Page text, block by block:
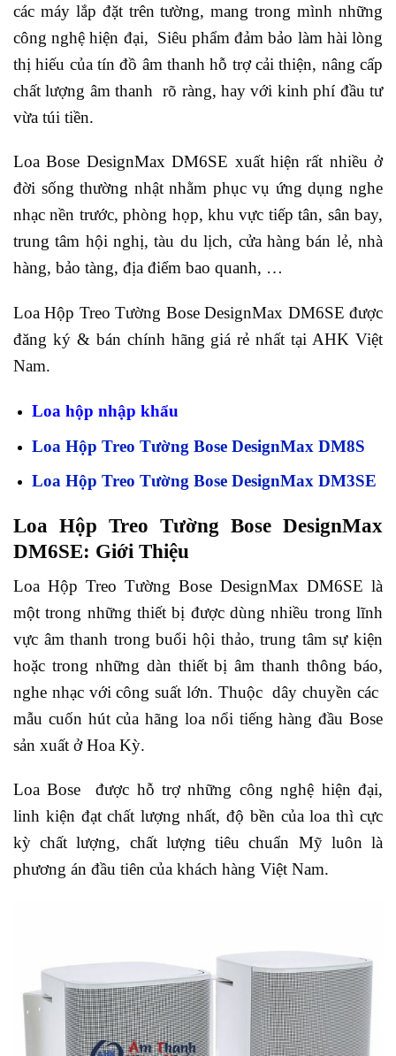
các máy lắp đặt trên tường, mang trong mình những
công nghệ hiện đại, Siêu phẩm đảm bảo làm hài lòng
thị hiếu của tín đồ âm thanh hỗ trợ cải thiện, nâng cấp
chất lượng âm thanh rõ ràng, hay với kinh phí đầu tư
vừa túi tiền.
Loa Bose DesignMax DM6SE xuất hiện rất nhiều ở
đời sống thường nhật nhằm phục vụ ứng dụng nghe
nhạc nền trước, phòng họp, khu vực tiếp tân, sân bay,
trung tâm hội nghị, tàu du lịch, cửa hàng bán lẻ, nhà
hàng, bảo tàng, địa điểm bao quanh, …
Loa Hộp Treo Tường Bose DesignMax DM6SE được
đăng ký & bán chính hãng giá rẻ nhất tại AHK Việt
Nam.
Loa hộp nhập khẩu
Loa Hộp Treo Tường Bose DesignMax DM8S
Loa Hộp Treo Tường Bose DesignMax DM3SE
Loa Hộp Treo Tường Bose DesignMax
DM6SE: Giới Thiệu
Loa Hộp Treo Tường Bose DesignMax DM6SE là
một trong những thiết bị được dùng nhiều trong lĩnh
vực âm thanh trong buổi hội thảo, trung tâm sự kiện
hoặc trong những dàn thiết bị âm thanh thông báo,
nghe nhạc với công suất lớn. Thuộc dây chuyền các
mẫu cuốn hút của hãng loa nổi tiếng hàng đầu Bose
sản xuất ở Hoa Kỳ.
Loa Bose được hỗ trợ những công nghệ hiện đại,
linh kiện đạt chất lượng nhất, độ bền của loa thì cực
kỳ chất lượng, chất lượng tiêu chuẩn Mỹ luôn là
phương án đầu tiên của khách hàng Việt Nam.